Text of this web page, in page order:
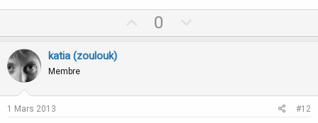
p
0
o
katia (zoulouk)
Membre
1 Mars 2013 #12